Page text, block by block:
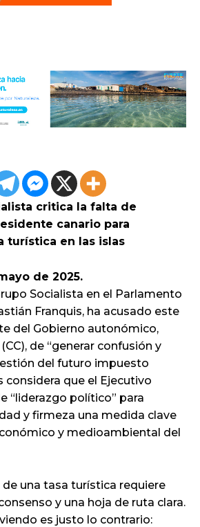
critica la falta de
canario para
turística en las islas
de 2025.
Socialista en el Parlamento
Franquis, ha acusado este
del Gobierno autonómico,
de “generar confusión y
del futuro impuesto
considera que el Ejecutivo
“liderazgo político” para
y firmeza una medida clave
y medioambiental del
una tasa turística requiere
y una hoja de ruta clara.
es justo lo contrario: